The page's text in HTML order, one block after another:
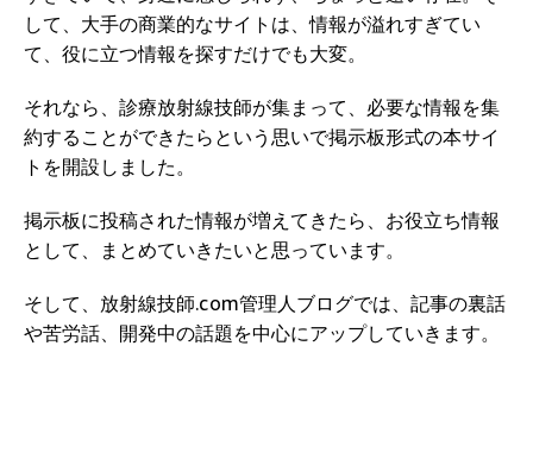
して、大手の商業的なサイトは、情報が溢れすぎてい
て、役に立つ情報を探すだけでも大変。
それなら、診療放射線技師が集まって、必要な情報を集
約することができたらという思いで掲示板形式の本サイ
トを開設しました。
掲示板に投稿された情報が増えてきたら、お役立ち情報
として、まとめていきたいと思っています。
そして、放射線技師.com管理人ブログでは、記事の裏話
や苦労話、開発中の話題を中心にアップしていきます。